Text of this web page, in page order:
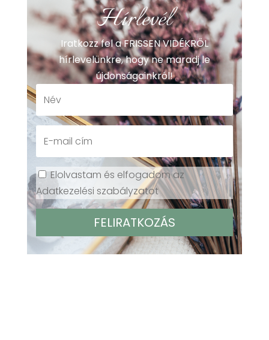
Hírlevél
Iratkozz fel a FRISSEN VIDÉKRŐL
hírlevelünkre, hogy ne maradj le
újdonságainkról!
Elolvastam és elfogadom az
Adatkezelési szabályzatot